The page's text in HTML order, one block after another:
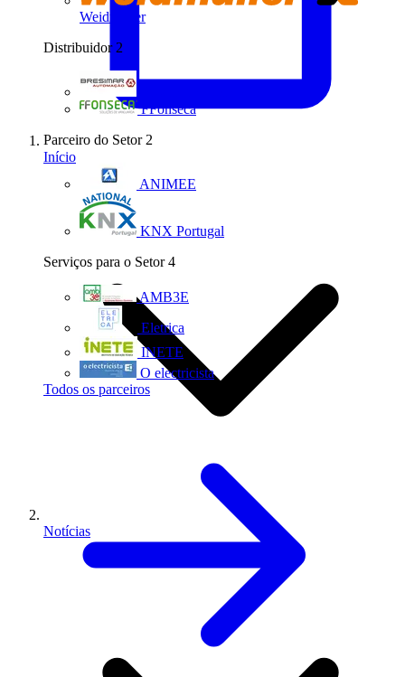
Weidmüller
Distribuidor 2
FFonseca
Parceiro do Setor 2
ANIMEE
KNX Portugal
Serviços para o Setor 4
AMB3E
Eletrica
INETE
O electricista
Todos os parceiros
Início
Notícias